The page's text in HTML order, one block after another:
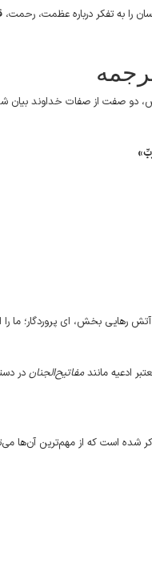
را به تفکر درباره عظمت،
دو صفت از صفات خداوند
رهایی بخش، ای پروردگار؛ ما را
ادعیه مانند مفاتیح‌الجناندر
شده است که از مهم‌ترین آن‌ها